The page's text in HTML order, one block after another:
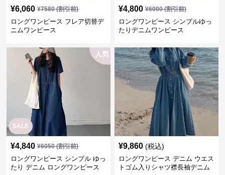
¥6,060 ¥7580(割引前)
ロングワンピース フレア切替デ
ニムワンピース
¥4,800 ¥6000(割引前)
ロングワンピース シンプルゆっ
たりデニムワンピース
SALE
人気
¥4,840 ¥6050(割引前)
ロングワンピース シンプル ゆっ
たり デニム ロングワンピース
¥9,860 (税込)
ロングワンピース デニム ウエス
トゴム入りシャツ襟長袖デニム